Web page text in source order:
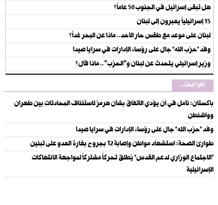
هل تبقى إسرائيل في الجنوب 50 عاماً؟
15 إسرائيلياً يعبرون إلى لبنان
لبنان على موعد مع طقس حار الأحد.. ماذا عن البحر غداً؟
وفد “حزب الله” جال على رؤساء الإدارات في سرايا صيدا
وزير إسرائيلي يتحدث عن لبنان و"الحزب".. ماذا قال؟
اقرأ أيضاً...
باكستان: نأمل في أن يؤدي الاتفاق بشأن هرمز لاستئناف المحادثات بين طهران
وواشنطن
وفد “حزب الله” جال على رؤساء الإدارات في سرايا صيدا
طوارئ الصحة: استشهاد مواطن وإصابة ١٢ بجروح بغارة العدو على تبنين
“الاجتماع الوزاري لدعم القدس” يُطلق تحركاً مشتركاً لمواجهة الانتهاكات
الإسرائيلية